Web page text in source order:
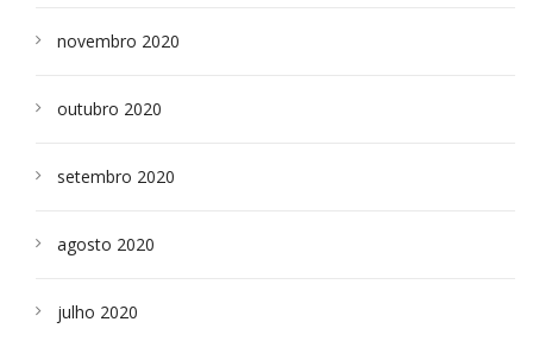
novembro 2020
outubro 2020
setembro 2020
agosto 2020
julho 2020